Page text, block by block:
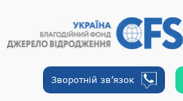
Зворотній зв’язок